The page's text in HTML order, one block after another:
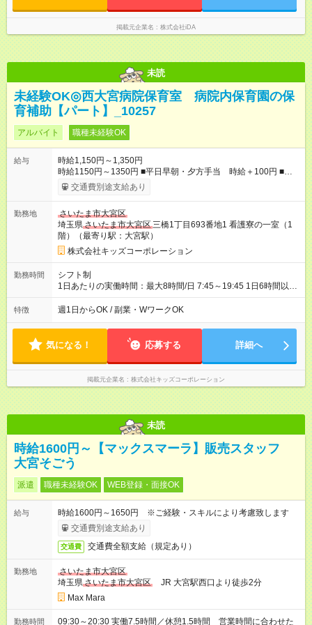
掲載元企業名 株式会社iDA
未読
未経験OK◎西大宮病院保育室 病院内保育園の保
育補助【パート】_10257
アルバイト 職種未経験OK
給与
時給1,150円～1,350円
時給1150円～1350円 ■平日早朝・夕方手当 時給＋100円 ■休
日手当 時給＋100円 ■特別期間手当（GW、お盆、年末年始※
会社カレンダーによる）時給＋200円 【試用期間】試用期間あ
す。
交通費別途支給あり
勤務地
さいたま市大宮区
埼玉県さいたま市大宮区三橋1丁目693番地1 看護寮の一室（1
階）（最寄り駅：大宮駅）
株式会社キッズコーポレーション
勤務時間
シフト制
1日あたりの実働時間：最大8時間/日 7:45～19:45 1日6時間以
上、週1日以上 ＊週20時間以上のシフト勤務または週20時間未
満の扶養内勤務どちらも可能 ＊早番7:45～、遅番19:45までどち
する場合があります
特徴 週1日からOK / 副業・WワークOK
気になる！ 応募する 詳細へ
掲載元企業名 株式会社キッズコーポレーション
未読
時給1600円～【マックスマーラ】販売スタッフ
大宮そごう
派遣 職種未経験OK WEB登録・面接OK
給与
時給1600円～1650円 ※ご経験・スキルにより考慮致します
交通費別途支給あり
交通費 交通費全額支給（規定あり）
勤務地
さいたま市大宮区
埼玉県さいたま市大宮区
JR 大宮駅西口より徒歩2分
Max Mara
勤務時間 09:30～20:30 実働7.5時間／休憩1.5時間 営業時間に合わせた